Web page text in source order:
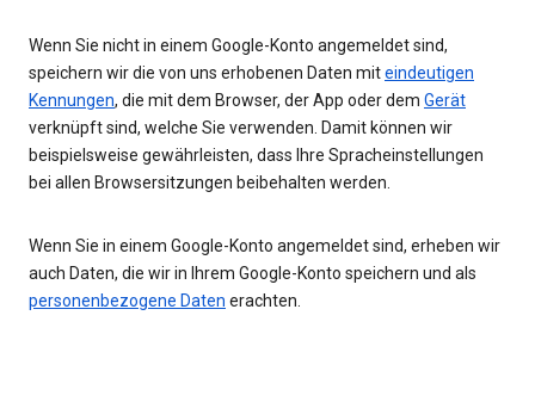
Wenn Sie nicht in einem Google-Konto angemeldet sind,
speichern wir die von uns erhobenen Daten miteindeutigen
Kennungen, die mit dem Browser, der App oder dem Gerät
verknüpft sind, welche Sie verwenden. Damit können wir
beispielsweise gewährleisten, dass Ihre Spracheinstellungen
bei allen Browsersitzungen beibehalten werden.
Wenn Sie in einem Google-Konto angemeldet sind, erheben wir
auch Daten, die wir in Ihrem Google-Konto speichern und als
personenbezogene Daten erachten.